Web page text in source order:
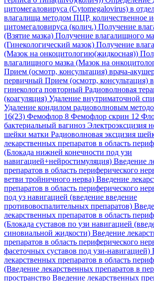
цитомегаловируса (Cytomegalovirus) в
влагалища методом ПЦР, количественное
цитомегаловируса (колич.) Получение
(Взятие мазка) Получение влагалищного
(Гинекологический мазок) Получение
(Мазок на онкоцитологию(жидкосная))
влагалищного мазка (Мазок на
Прием (осмотр, консультация) врача-
первичный Прием (осмотр, консультация)
гинеколога повторный Радиоволновая
(коагуляция) Удаление внутриматочной
Удаление кондилом радиоволновым
16(23) Фемофлор 8 Фемофлор скрин 12
бактериальный вагиноз Электроэксцизия
шейки матки Радиоволновая эксцизия
лекарственных препаратов в область
(Блокада нижней конечности под узи
навигацией+нейростимуляция) Введение
препаратов в область периферического
ветви тройничного нерва) Введение
препаратов в область периферического
под уз навигацией (введение введение
противовоспалительных препаратов)
лекарственных препаратов в область
(Блокада суставов по узи навигацией
синовиальной жидкости) Введение
препаратов в область периферического
фасеточных суставов под узи-навигацией)
лекарственных препаратов в область
(Введение лекарственных препаратов в
пространство Введение лекарственных